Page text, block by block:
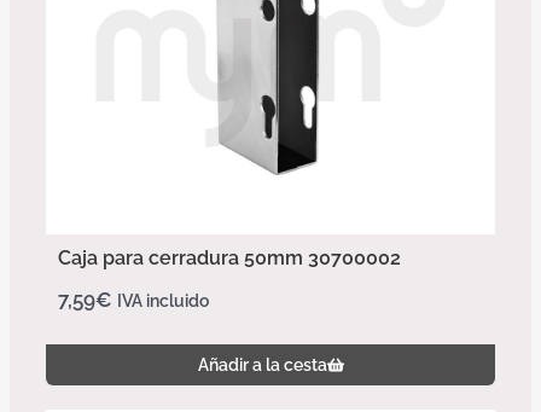
Caja para cerradura 50mm 30700002
7,59€ IVA incluido
Añadir a la cesta